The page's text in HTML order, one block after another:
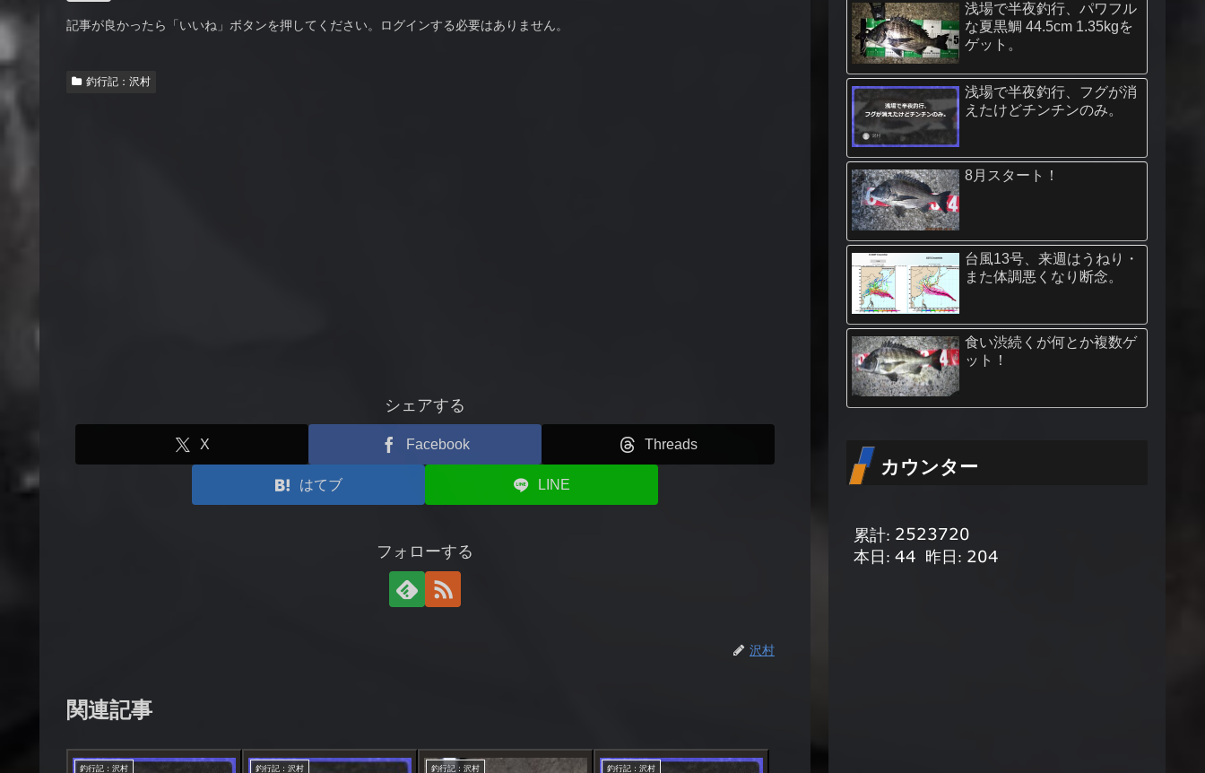
記事が良かったら「いいね」ボタンを押してください。ログインする必要はありません。
釣行記：沢村
シェアする
X Facebook Threads
はてブ LINE
フォローする
沢村
関連記事
釣行記：沢村 釣行記：沢村 釣行記：沢村 釣行記：沢村
浅場で半夜釣行、パワフル
な夏黒鯛 44.5cm 1.35kgを
ゲット。
浅場で半夜釣行、フグが消
えたけどチンチンのみ。
8月スタート！
台風13号、来週はうねり・
また体調悪くなり断念。
食い渋続くが何とか複数ゲ
ット！
カウンター